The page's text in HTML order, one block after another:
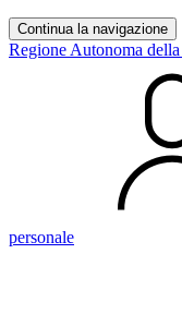
Continua la navigazione
Regione Autonoma della
personale